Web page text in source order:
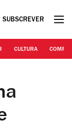
SUBSCREVER
CULTURA